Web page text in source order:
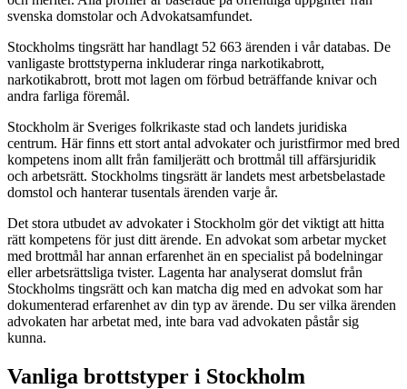
svenska domstolar och Advokatsamfundet.
Stockholms tingsrätt har handlagt 52 663 ärenden i vår databas. De
vanligaste brottstyperna inkluderarringa narkotikabrott,
narkotikabrott, brott mot lagen om förbud beträffande knivar och
andra farliga föremål.
Stockholm är Sveriges folkrikaste stad och landets juridiska
centrum. Här finns ett stort antal advokater och juristfirmor med bred
kompetens inom allt från familjerätt och brottmål till affärsjuridik
och arbetsrätt. Stockholms tingsrätt är landets mest arbetsbelastade
domstol och hanterar tusentals ärenden varje år.
Det stora utbudet av advokater i Stockholm gör det viktigt att hitta
rätt kompetens för just ditt ärende. En advokat som arbetar mycket
med brottmål har annan erfarenhet än en specialist på bodelningar
eller arbetsrättsliga tvister. Lagenta har analyserat domslut från
Stockholms tingsrätt och kan matcha dig med en advokat som har
dokumenterad erfarenhet av din typ av ärende. Du ser vilka ärenden
advokaten har arbetat med, inte bara vad advokaten påstår sig
kunna.
Vanliga brottstyper i Stockholm